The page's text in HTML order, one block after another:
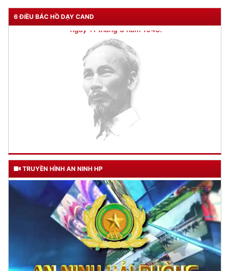
Bộ Công an bàn các giải pháp thúc đẩy đầu tư công
Hội thảo Quy chế phối hợp lãnh đạo công tác đảng, công tác
chính trị đối với Công an các tỉnh, thành phố trực thuộc Trung
(08/09/2021 07:11)
Giám đốc Công an thành phố thăm, tặng quà người có công
với cách mạng tiêu biểu tại quận Lê Chân
6 ĐIỀU BÁC HỒ DẠY CAND